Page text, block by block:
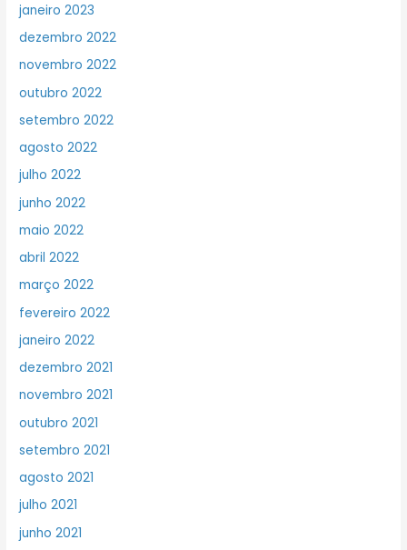
janeiro 2023
dezembro 2022
novembro 2022
outubro 2022
setembro 2022
agosto 2022
julho 2022
junho 2022
maio 2022
abril 2022
março 2022
fevereiro 2022
janeiro 2022
dezembro 2021
novembro 2021
outubro 2021
setembro 2021
agosto 2021
julho 2021
junho 2021